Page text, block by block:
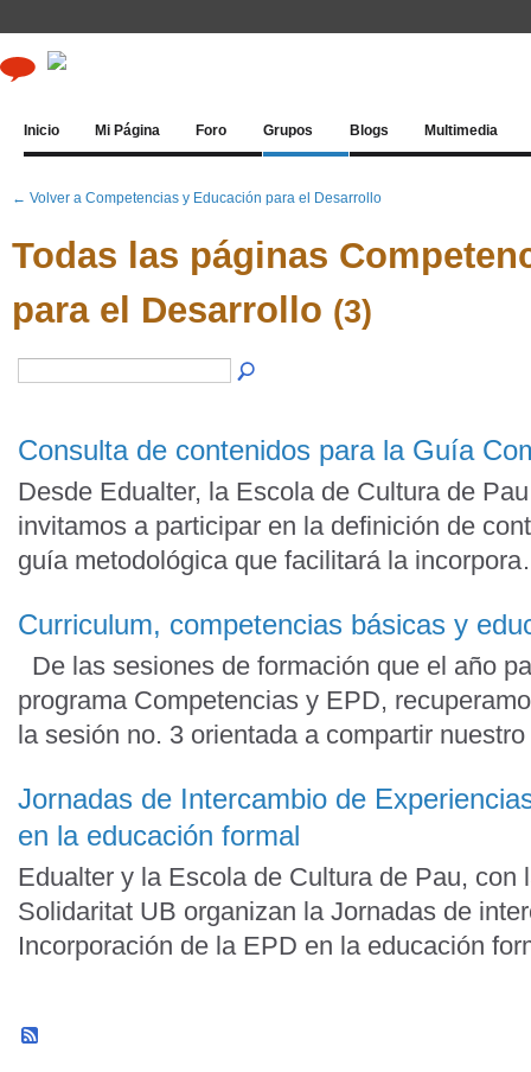
Inicio Mi Página Foro Grupos Blogs Multimedia
← Volver a Competencias y Educación para el Desarrollo
Todas las páginas
para el Desarrollo (3)
Consulta de contenidos para la Guía
Desde Edualter, la Escola de Cultura de
invitamos a participar en la definición de
guía metodológica que facilitará la
Curriculum, competencias básicas y
De las sesiones de formación que el año
programa Competencias y EPD,
la sesión no. 3 orientada a compartir
Jornadas de Intercambio de
en la educación formal
Edualter y la Escola de Cultura de Pau, con
Solidaritat UB organizan la Jornadas de
Incorporación de la EPD en la educación